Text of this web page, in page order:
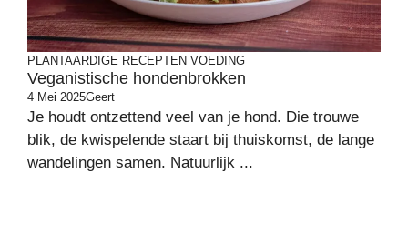
PLANTAARDIGE RECEPTEN VOEDING
Veganistische hondenbrokken
4 Mei 2025Geert
Je houdt ontzettend veel van je hond. Die trouwe
blik, de kwispelende staart bij thuiskomst, de lange
wandelingen samen. Natuurlijk ...